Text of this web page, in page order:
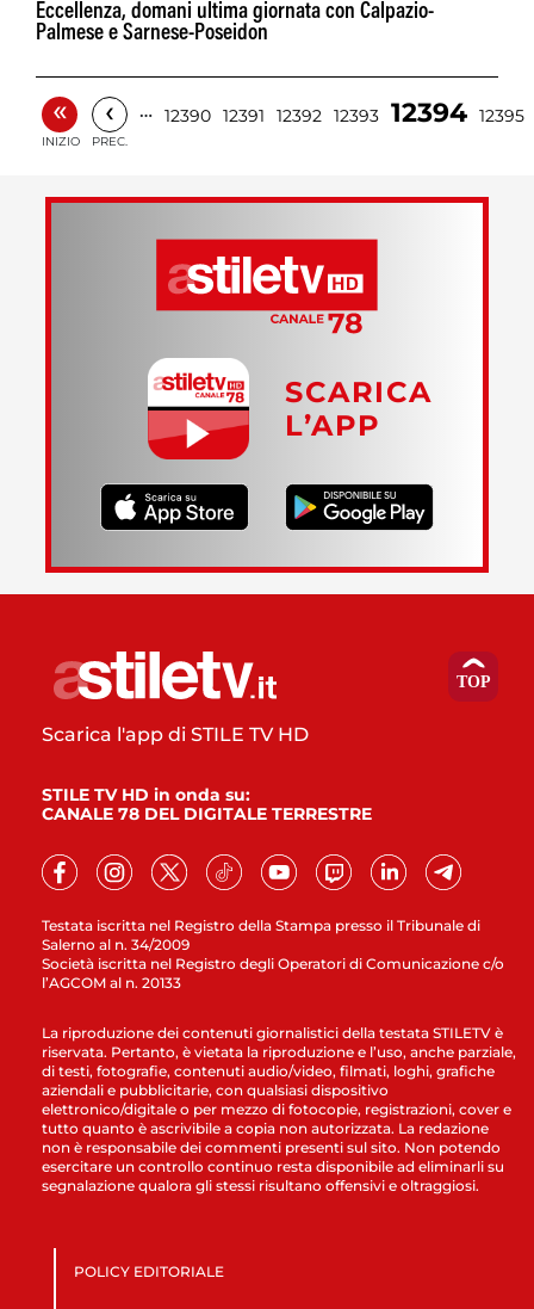
Eccellenza, domani ultima giornata con Calpazio-
Palmese e Sarnese-Poseidon
«
INIZIO
‹
PREC.
… 12390 12391 12392 12393 12394 12395
SCARICA
L’APP
Testata iscritta nel Registro della Stampa presso il Tribunale di
Salerno al n. 34/2009
Società iscritta nel Registro degli Operatori di Comunicazione c/o
l’AGCOM al n. 20133
Scarica l'app di STILE TV HD
STILE TV HD in onda su:
CANALE 78 DEL DIGITALE TERRESTRE
La riproduzione dei contenuti giornalistici della testata STILETV è
riservata. Pertanto, è vietata la riproduzione e l’uso, anche parziale,
di testi, fotografie, contenuti audio/video, filmati, loghi, grafiche
aziendali e pubblicitarie, con qualsiasi dispositivo
elettronico/digitale o per mezzo di fotocopie, registrazioni, cover e
tutto quanto è ascrivibile a copia non autorizzata. La redazione
non è responsabile dei commenti presenti sul sito. Non potendo
esercitare un controllo continuo resta disponibile ad eliminarli su
segnalazione qualora gli stessi risultano offensivi e oltraggiosi.
POLICY EDITORIALE